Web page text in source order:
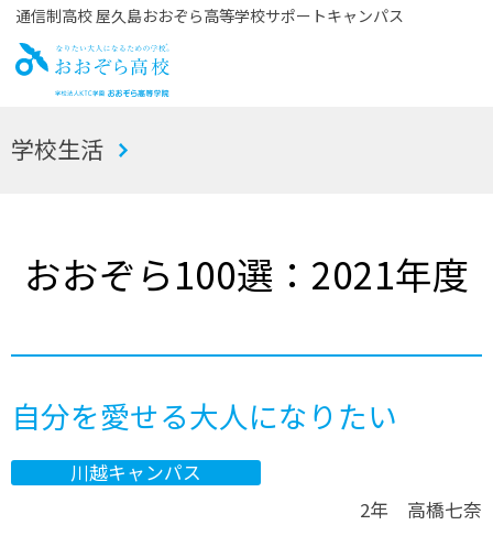
通信制高校 屋久島おおぞら高等学校サポートキャンパス
お
学校生活
おおぞら100選：2021年度
自分を愛せる大人になりたい
川越キャンパス
2年 高橋七奈